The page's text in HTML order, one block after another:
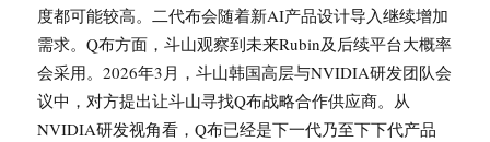
度都可能较高。二代布会随着新AI产品设计导入继续增加
需求。Q布方面，斗山观察到未来Rubin及后续平台大概率
会采用。2026年3月，斗山韩国高层与NVIDIA研发团队会
议中，对方提出让斗山寻找Q布战略合作供应商。从
NVIDIA研发视角看，Q布已经是下一代乃至下下代产品